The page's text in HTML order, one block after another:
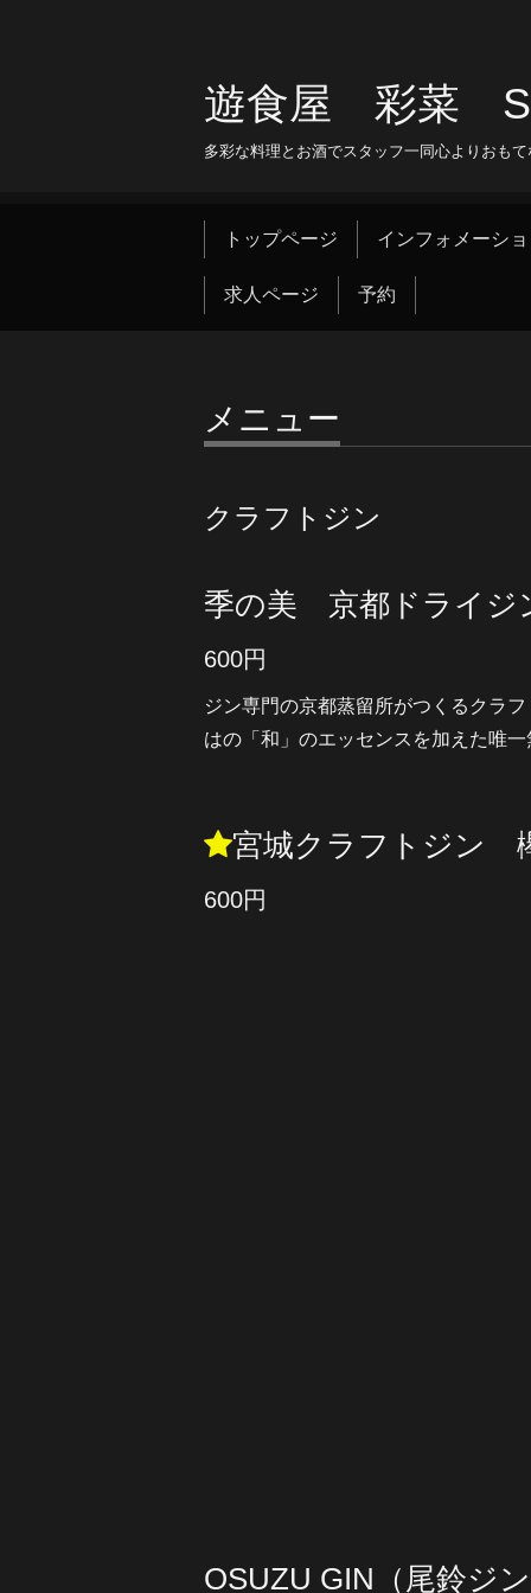
遊食屋 彩菜
多彩な料理とお酒でスタッフ一同心よりおも
トップページ インフォメーシ
求人ページ 予約
メニュー
クラフトジン
季の美 京都ドライジ
600円
ジン専門の京都蒸留所がつくるクラ
はの「和」のエッセンスを加えた唯
宮城クラフトジン
600円
OSUZU GIN（尾鈴ジ